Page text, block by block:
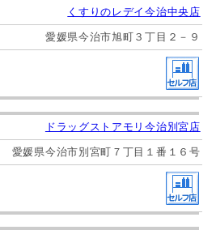
くすりのレデイ今治中央店
愛媛県今治市旭町３丁目２－９
ドラッグストアモリ今治別宮店
愛媛県今治市別宮町７丁目１番１６号